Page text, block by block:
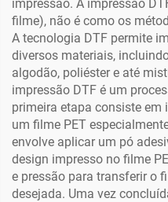
impressão. A impressão
filme), não é como os
A tecnologia DTF permite
diversos materiais,
algodão, poliéster e até
impressão DTF é um
primeira etapa consiste em
um filme PET
envolve aplicar um pó
design impresso no filme
e pressão para transferir o
desejada. Uma vez